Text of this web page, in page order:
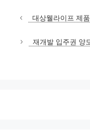
대상웰라이프 제
재개발 입주권 양